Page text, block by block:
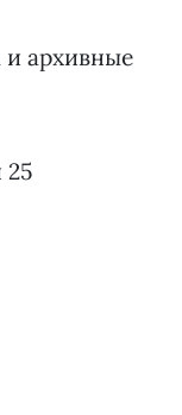
и архивные
25